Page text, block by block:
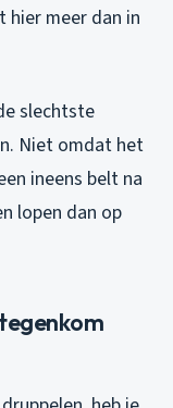
hier meer dan in
slechtste
Niet omdat het
ineens belt na
lopen dan op